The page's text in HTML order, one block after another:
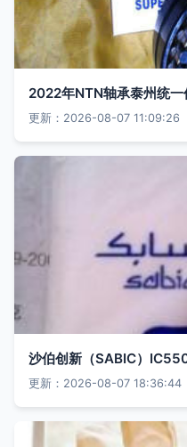
更新：2026-08-07 11:09:26
更新：2026-08-07 18:36:44